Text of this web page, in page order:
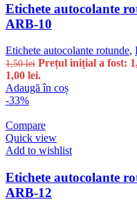
Etichete autocolante
ARB-10
Etichete autocolante rotunde,
1,50lei Prețul inițial a fost:
1,00 lei.
Adaugă în coș
-33%
Compare
Quick view
Add to wishlist
Etichete autocolante
ARB-12